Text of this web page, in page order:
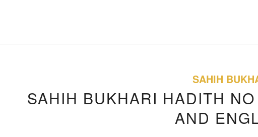
SAHIH
SAHIH BUKHARI HADITH
AND